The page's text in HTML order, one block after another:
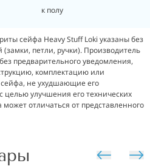
к полу
сейфа Heavy Stuff Loki указаны без
петли, ручки). Производитель
предварительного уведомления,
комплектацию или
не ухудшающие его
целью улучшения его технических
может отличаться от представленного